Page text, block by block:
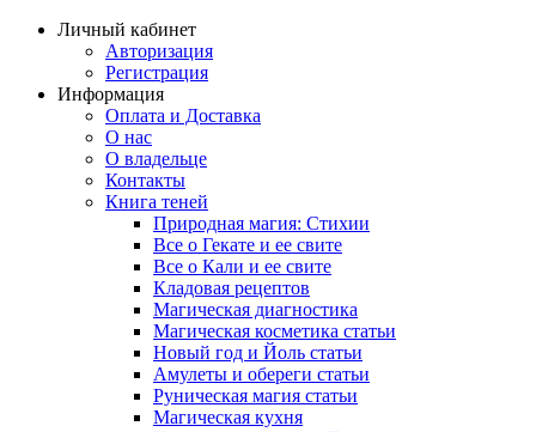
Личный кабинет
Авторизация
Регистрация
Информация
Оплата и Доставка
О нас
О владельце
Контакты
Книга теней
Природная магия: Стихии
Все о Гекате и ее свите
Все о Кали и ее свите
Кладовая рецептов
Магическая диагностика
Магическая косметика статьи
Новый год и Йоль статьи
Амулеты и обереги статьи
Руническая магия статьи
Магическая кухня